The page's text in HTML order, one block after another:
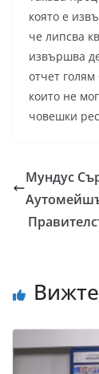
която е
че липсва
извършва
отчет
които не
човешки
Мундус